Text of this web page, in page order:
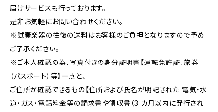
届けサービスも行っております。
是非お気軽にお問い合わせください。
※試奏楽器の往復の送料はお客様のご負担となりますので予め
ご了承ください。
※ご本人確認の為、写真付きの身分証明書【運転免許証、旅券
（パスポート）等】一点と、
ご住所が確認できるもの【住所および氏名が明記された 電気・⽔
道・ガス・電話料⾦等の請求書や領収書（3 カ⽉以内に発⾏され